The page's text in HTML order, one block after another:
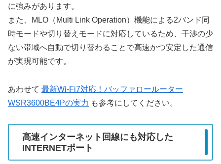
に強みがあります。
また、MLO（Multi Link Operation）機能による2バンド同
時モードや切り替えモードに対応しているため、干渉の少
ない帯域へ自動で切り替わることで高速かつ安定した通信
が実現可能です。
あわせて 最新Wi-Fi7対応！バッファロールーター
WSR3600BE4Pの実力 も参考にしてください。
高速インターネット回線にも対応した
INTERNETポート